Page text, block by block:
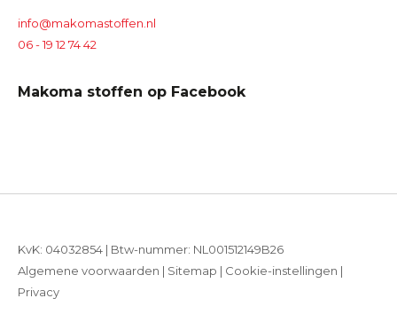
info@makomastoffen.nl
06 - 19 12 74 42
Makoma stoffen op Facebook
KvK: 04032854 | Btw-nummer: NL001512149B26
Algemene voorwaarden | Sitemap | Cookie-instellingen |
Privacy